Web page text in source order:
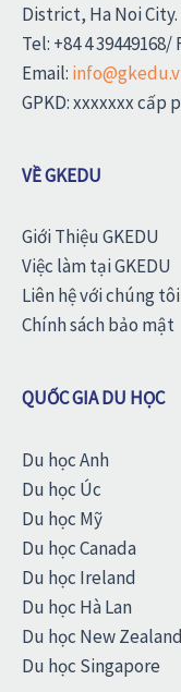
District, Ha Noi City.
Tel: +84 4 39449168/
Email:
GPKD: xxxxxxx cấp
VỀ GKEDU
Giới Thiệu GKEDU
Việc làm tại GKEDU
Liên hệ với chúng tôi
Chính sách bảo mật
QUỐC GIA DU HỌC
Du học Anh
Du học Úc
Du học Mỹ
Du học Canada
Du học Ireland
Du học Hà Lan
Du học New Zealand
Du học Singapore